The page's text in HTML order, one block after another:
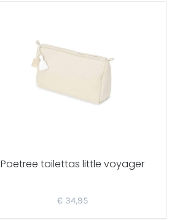
Poetree toilettas little voyager
€ 34,95